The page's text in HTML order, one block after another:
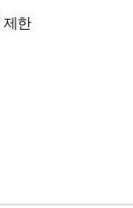
제한